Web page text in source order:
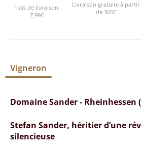
Frais de livraison:
7,99€
Livraison gratuite à partir
de 300€
Vigneron
Domaine Sander - Rheinhessen
Stefan Sander, héritier d’une
silencieuse